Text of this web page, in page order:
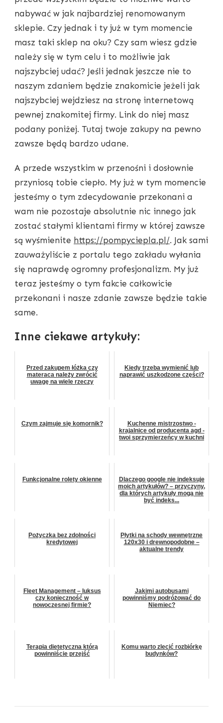
nabywać w jak najbardziej renomowanym
sklepie. Czy jednak i ty już w tym momencie
masz taki sklep na oku? Czy sam wiesz gdzie
należy się w tym celu i to możliwie jak
najszybciej udać? Jeśli jednak jeszcze nie to
naszym zdaniem będzie znakomicie jeżeli jak
najszybciej wejdziesz na stronę internetową
pewnej znakomitej firmy. Link do niej masz
podany poniżej. Tutaj twoje zakupy na pewno
zawsze będą bardzo udane.
A przede wszystkim w przenośni i dosłownie
przyniosą tobie ciepło. My już w tym momencie
jesteśmy o tym zdecydowanie przekonani a
wam nie pozostaje absolutnie nic innego jak
zostać stałymi klientami firmy w której zawsze
są wyśmienite https://pompyciepla.pl/. Jak sami
zauważyliście z portalu tego zakładu wyłania
się naprawdę ogromny profesjonalizm. My już
teraz jesteśmy o tym fakcie całkowicie
przekonani i nasze zdanie zawsze będzie takie
same.
Inne ciekawe artykuły:
Przed zakupem łóżka czy
materaca należy zwrócić
uwagę na wiele rzeczy
Kiedy trzeba wymienić lub
naprawić uszkodzone części?
Czym zajmuje się komornik?
Kuchenne mistrzostwo -
krajalnice od producenta agd -
twoi sprzymierzeńcy w kuchni
Funkcjonalne rolety okienne
Dlaczego google nie indeksuje
moich artykułów? – przyczyny,
dla których artykuły mogą nie
być indeks...
Pożyczka bez zdolności
kredytowej
Płytki na schody wewnętrzne
120x30 i drewnopodobne –
aktualne trendy
Fleet Management – luksus
czy konieczność w
nowoczesnej firmie?
Jakimi autobusami
powinniśmy podróżować do
Niemiec?
Terapia dietetyczna którą
powinniście przejść
Komu warto zlecić rozbiórkę
budynków?